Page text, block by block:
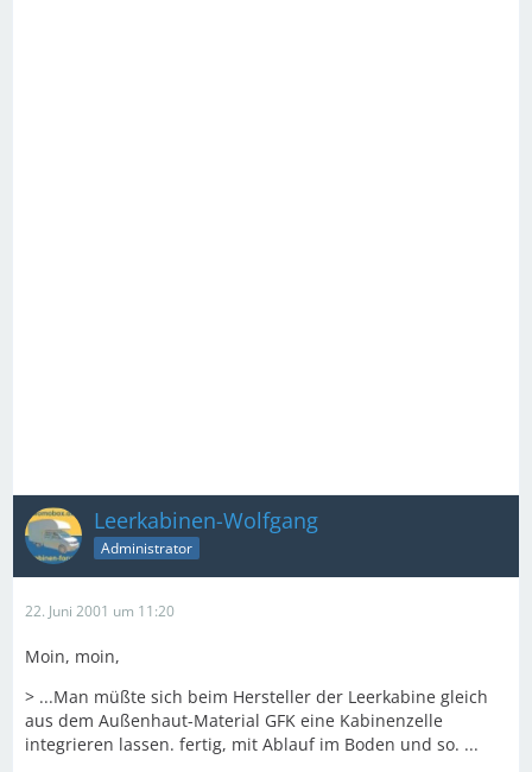
Leerkabinen-Wolfgang
Administrator
22. Juni 2001 um 11:20
Moin, moin,
> ...Man müßte sich beim Hersteller der Leerkabine gleich
aus dem Außenhaut-Material GFK eine Kabinenzelle
integrieren lassen. fertig, mit Ablauf im Boden und so. ...